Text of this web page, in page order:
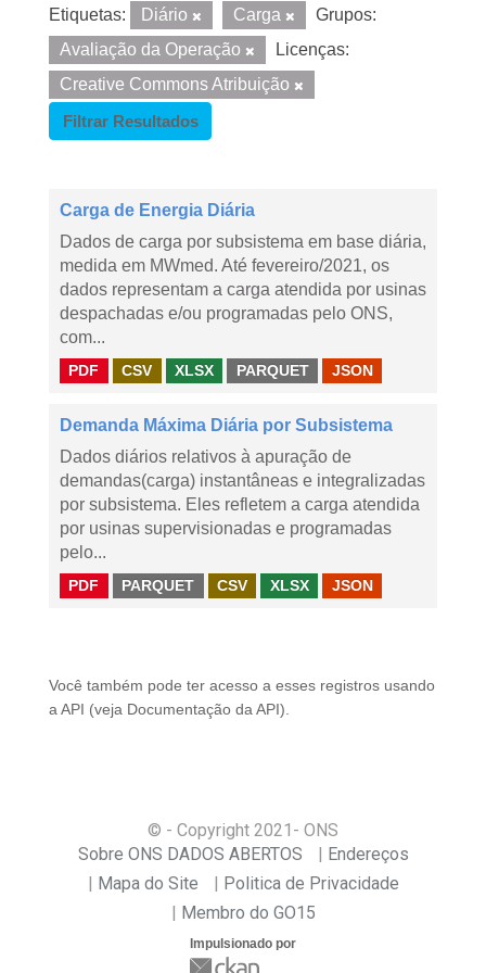
Etiquetas: Diário Carga
Grupos:
Avaliação da Operação
Licenças:
Creative Commons Atribuição
Filtrar Resultados
Carga de Energia Diária
Dados de carga por subsistema em base diária,
medida em MWmed. Até fevereiro/2021, os
dados representam a carga atendida por usinas
despachadas e/ou programadas pelo ONS,
com...
PDF CSV XLSX PARQUET JSON
Demanda Máxima Diária por Subsistema
Dados diários relativos à apuração de
demandas(carga) instantâneas e integralizadas
por subsistema. Eles refletem a carga atendida
por usinas supervisionadas e programadas
pelo...
PDF PARQUET CSV XLSX JSON
Você também pode ter acesso a esses registros usando
a API (veja Documentação da API ).
© - Copyright 2021 - ONS
Sobre ONS DADOS ABERTOS
Endereços
Mapa do Site
Politica de Privacidade
Membro do GO15
Impulsionado por